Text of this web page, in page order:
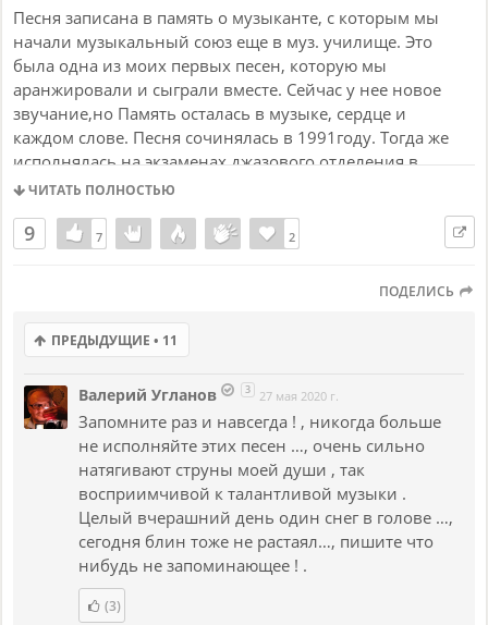
Песня записана в память о музыканте, с которым мы
начали музыкальный союз еще в муз. училище. Это
была одна из моих первых песен, которую мы
аранжировали и сыграли вместе. Сейчас у нее новое
звучание,но Память осталась в музыке, сердце и
каждом слове. Песня сочинялась в 1991году. Тогда же
исполнялась на экзаменах джазового отделения в
Саратове. Записана спустя 30 лет, и вышла,наконец в
создавался в Москве(Россия) и Днепре (Украина) И я
рада,что в создании проекта приняли участие участие
Добрый день всем участникам! я здесь новичок и могу
что-то пока делать не очень правильно,поэтому
оформлении
ЧИТАТЬ ПОЛНОСТЬЮ
9 7
7 2
2
ПОДЕЛИСЬ
ПРЕДЫДУЩИЕ • 11
Валерий Угланов 3 27 мая 2020 г.
Запомните раз и навсегда ! , никогда больше
не исполняйте этих песен …, очень сильно
натягивают струны моей души , так
восприимчивой к талантливой музыки .
Целый вчерашний день один снег в голове …,
сегодня блин тоже не растаял…, пишите что
нибудь не запоминающее ! .
(3)